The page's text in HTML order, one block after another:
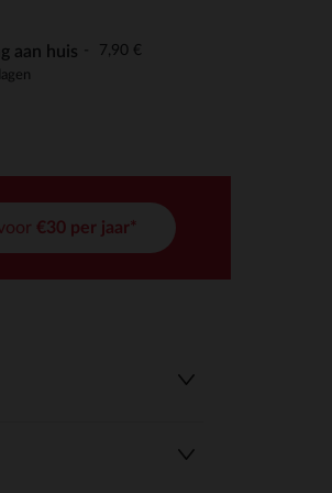
te beheren, en zorgt ervoor dat aan
aan huis 7,90 €
€30 per jaar*